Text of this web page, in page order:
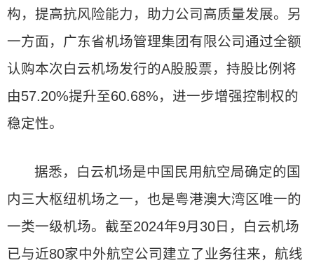
构，提高抗风险能力，助力公司高质量发展。另
一方面，广东省机场管理集团有限公司通过全额
认购本次白云机场发行的A股股票，持股比例将
由57.20%提升至60.68%，进一步增强控制权的
稳定性。
据悉，白云机场是中国民用航空局确定的国
内三大枢纽机场之一，也是粤港澳大湾区唯一的
一类一级机场。截至2024年9月30日，白云机场
已与近80家中外航空公司建立了业务往来，航线